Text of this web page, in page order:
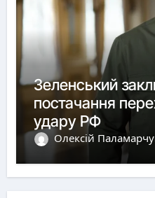
Зеленський
постачання
удару РФ
Олексій